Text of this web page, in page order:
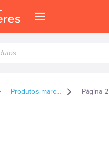
Produtos marcados como “Administração da produção e/ou controle de qualidade” Página 2